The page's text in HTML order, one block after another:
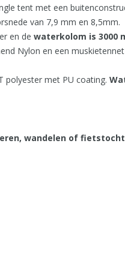
tent met een
van 7,9 mm en 8,5mm.
en de waterkolom is 3000
Nylon en een
polyester met PU coating.
wandelen of